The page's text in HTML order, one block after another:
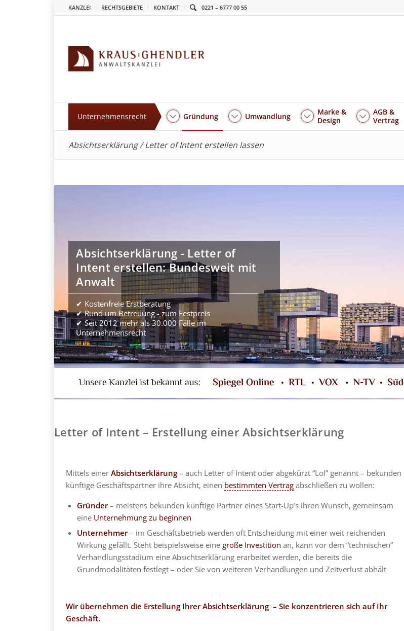
KANZLEI RECHTSGEBIETE KONTAKT 0221 – 6777 00 55
Unternehmensrecht Gründung Umwandlung
Marke &
Design
AGB &
Vertrag
Absichtserklärung / Letter of Intent erstellen lassen
Absichtserklärung - Letter of
Intent erstellen: Bundesweit mit
Anwalt
✔ Kostenfreie Erstberatung
✔ Rund um Betreuung - zum Festpreis
✔ Seit 2012 mehr als 30.000 Fälle im
Unternehmensrecht
Letter of Intent – Erstellung einer Absichtserklärung
Mittels einer Absichtserklärung– auch Letter of Intent oder abgekürzt “LoI” genannt – bekunden
künftige Geschäftspartner ihre Absicht, einen bestimmten Vertragabschließen zu wollen:
Gründer– meistens bekunden künftige Partner eines Start-Up’s ihren Wunsch, gemeinsam
eine Unternehmung zu beginnen
Unternehmer– im Geschäftsbetrieb werden oft Entscheidung mit einer weit reichenden
Wirkung gefällt. Steht beispielsweise eine große Investition an, kann vor dem “technischen”
Verhandlungsstadium eine Absichtserklärung erarbeitet werden, die bereits die
Grundmodalitäten festlegt – oder Sie von weiteren Verhandlungen und Zeitverlust abhält
Wir übernehmen die Erstellung Ihrer Absichtserklärung – Sie konzentrieren sich auf Ihr
Geschäft.